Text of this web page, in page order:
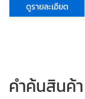
ดูรายละเอียด
คำค้นสินค้า